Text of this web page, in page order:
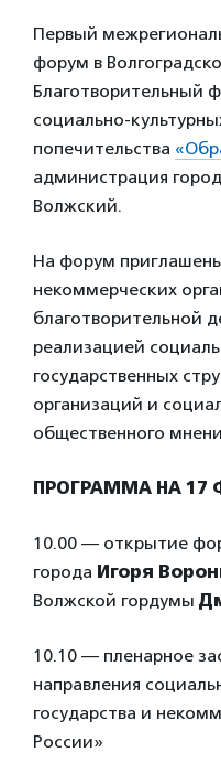
Первый
форум в
Благотворительный
социально-
попечительства
администрация
Волжский.
На форум
некоммерческих
благотворительной
реализацией
государственных
организаций и
общественного
ПРОГРАММА НА 17
10.00 — открытие
города Игоря
Волжской гордумы
10.10 — пленарное
направления
государства и
России»